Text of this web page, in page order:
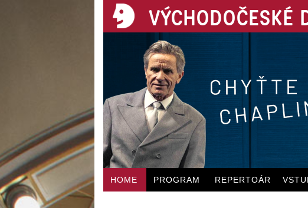
VÝCHODOČESKÉ
HOME PROGRAM REPERTOÁR